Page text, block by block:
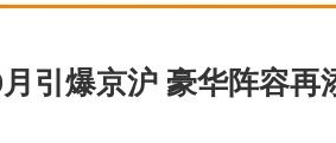
引爆京沪 豪华阵容再